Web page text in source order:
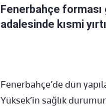
Fenerbahçe
adalesinde kısmi
Fenerbahçe’de dün
Yüksek’in sağlık